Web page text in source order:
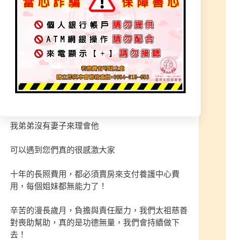
秉持實際陪伴家屬辦理過程
讓家屬安心而不用擔心龐大壓力
在弱勢貧困身上，看見無奈不知如何
家屬當天跟我們說
我弟弟沒有妻子來理會他
可以遇到您們真的很感激大家
十年的長照費用，都必須賣房來支付養護中心費
用，每個姐妹都無能力了！
辛苦的漫長歲月，負擔與責任壓力，我們太祖慈善
對喪助幫助，真的是功德無量，我們會持續做下
去！